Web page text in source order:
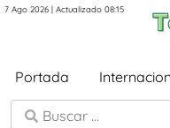
7 Ago 2026 | Actualizado 08:15
Portada